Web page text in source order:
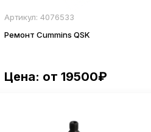
Цена: от 19500₽
Ремонт Cummins QSK
Артикул: 4076533